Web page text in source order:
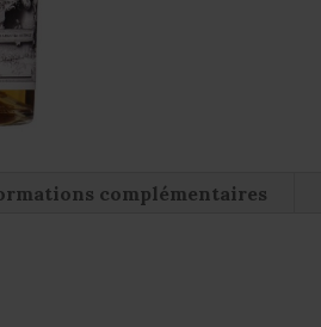
complémentaires